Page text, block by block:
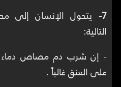
7- يتحول الإنسان إلى
التالية:
- إن شرب دم مصاص دماء
على العنق غالباً .